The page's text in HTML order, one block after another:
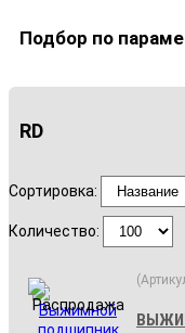
Подбор по
RD
Сортировка:
Количество: